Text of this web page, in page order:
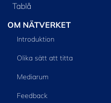
Tablå
OM NÄTVERKET
Introduktion
Olika sätt att titta
Mediarum
Feedback